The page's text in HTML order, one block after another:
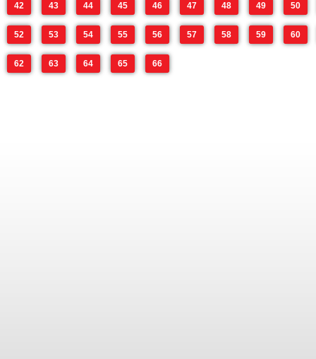
42 43 44 45 46 47 48 49 50
52 53 54 55 56 57 58 59 60
62 63 64 65 66